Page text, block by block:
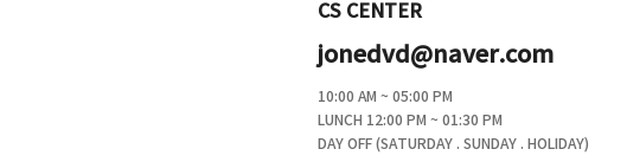
CS CENTER
jonedvd@naver.com
10:00 AM ~ 05:00 PM
LUNCH 12:00 PM ~ 01:30 PM
DAY OFF (SATURDAY . SUNDAY . HOLIDAY)